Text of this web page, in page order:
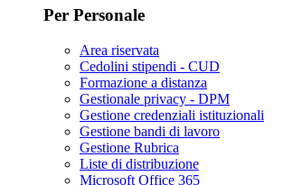
Per Personale
Area riservata
Cedolini stipendi - CUD
Formazione a distanza
Gestionale privacy - DPM
Gestione credenziali istituzionali
Gestione bandi di lavoro
Gestione Rubrica
Liste di distribuzione
Microsoft Office 365